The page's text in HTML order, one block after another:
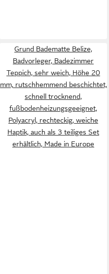
Grund Badematte Belize,
Badvorleger, Badezimmer
Teppich, sehr weich, Höhe 20
mm, rutschhemmend beschichtet,
schnell trocknend,
fußbodenheizungsgeeignet,
Polyacryl, rechteckig, weiche
Haptik, auch als 3 teiliges Set
erhältlich, Made in Europe